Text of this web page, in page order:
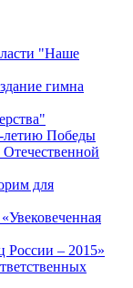
"Наше
гимна
летию Победы
для
России – 2015»